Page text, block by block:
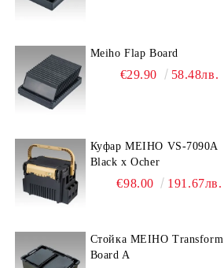
Meiho Flap Board
€29.90 58.48лв.
Куфар MEIHO VS-7090A
Black x Ocher
€98.00 191.67лв.
Стойка MEIHO Transform
Board A